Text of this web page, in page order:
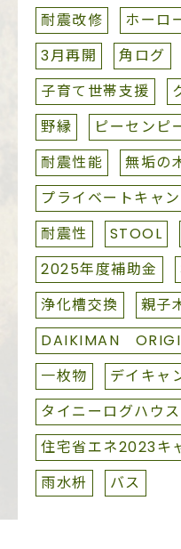
耐震改修
ホーロ
3月再開
角ログ
子育て世帯支援
野縁
ピーセンピ
耐震性能
無垢の
プライベートキャ
耐震性
STOOL
2025年度補助金
浄化槽交換
親子
DAIKIMAN
一枚物
デイキャ
タイニーログハウス
住宅省エネ2023キ
雨水枡
バス